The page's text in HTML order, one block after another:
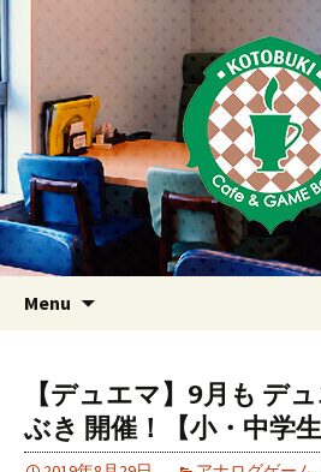
東京・西荻窪・
井のカフェ＆ゲ
ぶき
Just another WordPress site
Menu
【デュエマ】9月も デ
ぶき 開催！【小・中学生